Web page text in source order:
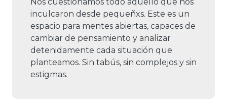
Nos cuestionamos todo aquello que nos
inculcaron desde pequeñxs. Este es un
espacio para mentes abiertas, capaces de
cambiar de pensamiento y analizar
detenidamente cada situación que
planteamos. Sin tabús, sin complejos y sin
estigmas.